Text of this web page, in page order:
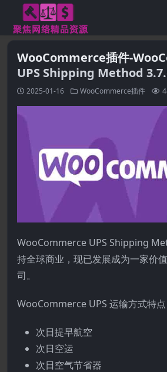
WooCommerce插件-
UPS Shipping Method
2025-01-16 WooCommerce插件
WooCommerce UPS Shipping
持全球商业，现已发展成为一家价
司。
WooCommerce UPS 运输方式特点
次日提早航空
次日空运
次日空气节省器